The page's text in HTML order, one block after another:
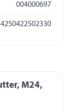
004000697
4250422502330
M24,